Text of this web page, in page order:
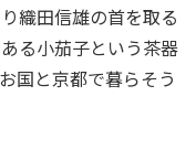
織田信雄の首を取る
る小茄子という茶器
国と京都で暮らそう